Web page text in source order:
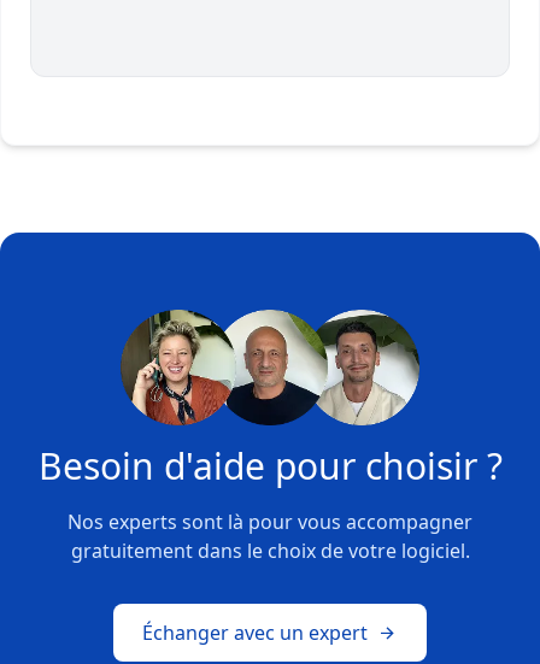
Besoin d'aide pour choisir ?
Nos experts sont là pour vous accompagner
gratuitement dans le choix de votre logiciel.
Échanger avec un expert